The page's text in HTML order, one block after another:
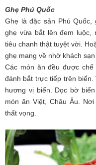
Ghẹ Phú Quốc
Ghẹ là đặc sản Phú
ghẹ vừa bắt lên đem luộc,
tiêu chanh thật tuyệt vời.
ghẹ mang về nhờ khách
Các món ăn đều được chế
đánh bắt trực tiếp trên
hương vị biển. Dọc bờ
món ăn Việt, Châu Âu.
thất vọng.